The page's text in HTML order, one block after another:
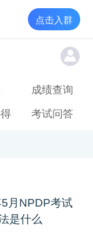
点击入群
成绩查询
考试问答
月NPDP考试
是什么